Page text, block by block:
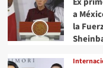
a
la